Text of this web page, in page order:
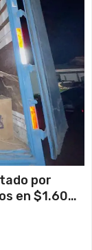
por
en $1.600